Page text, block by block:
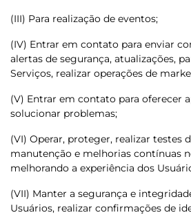
(III) Para realização de eventos;
(IV) Entrar em contato para enviar
alertas de segurança, atualizações,
Serviços, realizar operações de
(V) Entrar em contato para oferecer
solucionar problemas;
(VI) Operar, proteger, realizar testes
manutenção e melhorias contínuas
melhorando a experiência dos
(VII) Manter a segurança e
Usuários, realizar confirmações de